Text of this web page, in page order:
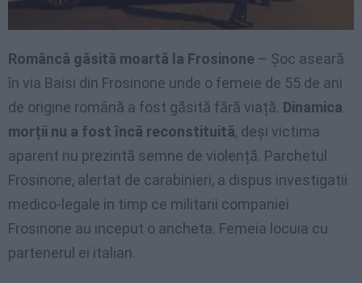
Româncă găsită moartă la Frosinone – Șoc aseară
în via Baisi din Frosinone unde o femeie de 55 de ani
de origine română a fost găsită fără viață. Dinamica
morții nu a fost încă reconstituită, deși victima
aparent nu prezintă semne de violență. Parchetul
Frosinone, alertat de carabinieri, a dispus investigatii
medico-legale in timp ce militarii companiei
Frosinone au inceput o ancheta. Femeia locuia cu
partenerul ei italian.